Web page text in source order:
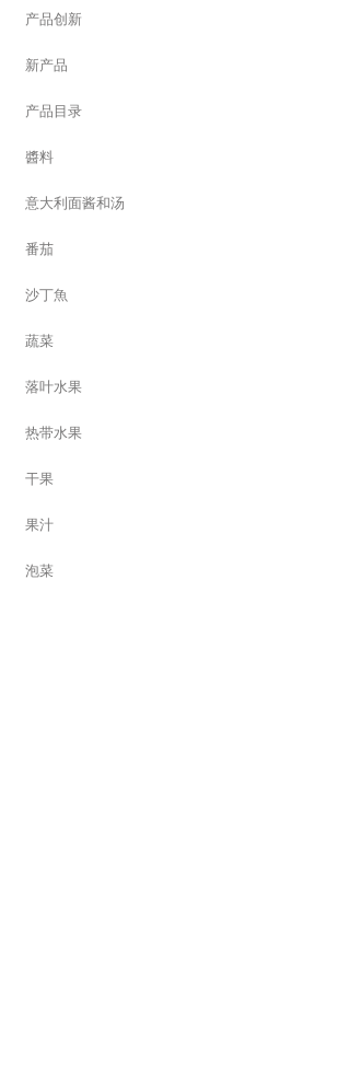
产品创新
新产品
产品目录
醬料
意大利面酱和汤
番茄
沙丁魚
蔬菜
落叶水果
热带水果
干果
果汁
泡菜